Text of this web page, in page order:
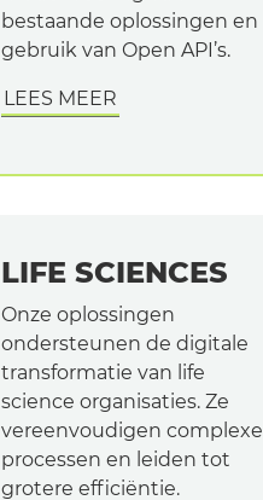
bestaande oplossingen en
gebruik van Open API’s.
LEES MEER
LIFE SCIENCES
Onze oplossingen
ondersteunen de digitale
transformatie van life
science organisaties. Ze
vereenvoudigen complexe
processen en leiden tot
grotere efficiëntie.